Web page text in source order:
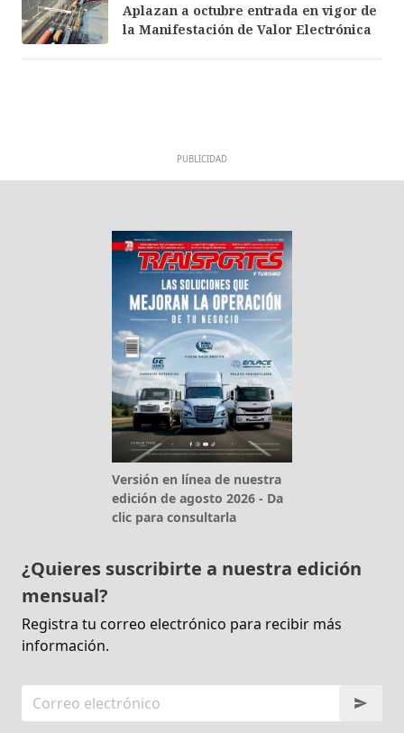
Aplazan a octubre entrada en vigor de
la Manifestación de Valor Electrónica
PUBLICIDAD
Versión en línea de nuestra
edición de agosto 2026 - Da
clic para consultarla
¿Quieres suscribirte a nuestra edición
mensual?
Registra tu correo electrónico para recibir más
información.